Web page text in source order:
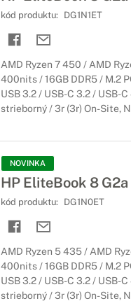
kód produktu: DG1N1ET
AMD Ryzen 7 450 / AMD
400nits / 16GB DDR5 / M.2
USB 3.2 / USB-C 3.2 / USB-
strieborný / 3r (3r) On-Site,
NOVINKA
HP EliteBook 8 G2a
kód produktu: DG1N0ET
AMD Ryzen 5 435 / AMD
400nits / 16GB DDR5 / M.2
USB 3.2 / USB-C 3.2 / USB-
strieborný / 3r (3r) On-Site,